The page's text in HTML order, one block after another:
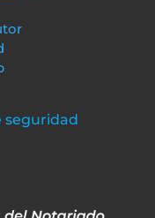
seguridad